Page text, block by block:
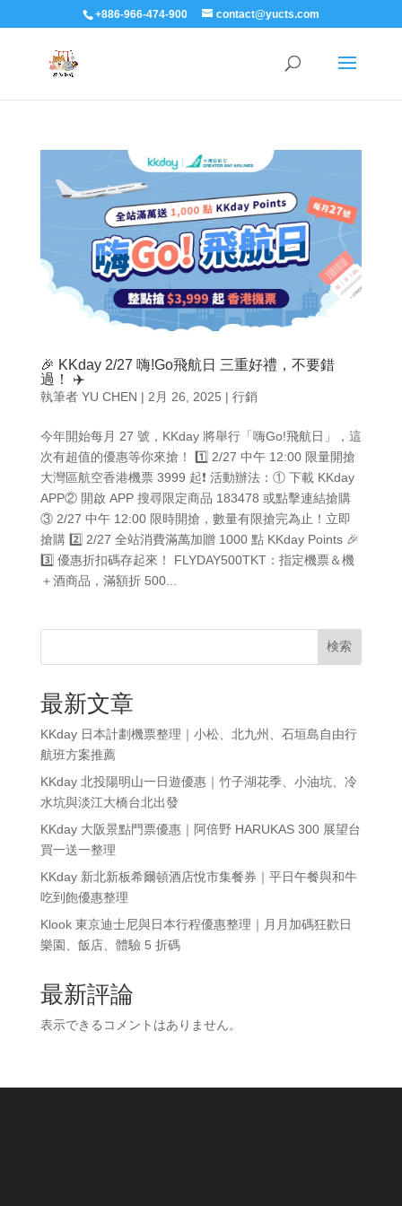
+886-966-474-900 contact@yucts.com
🎉 KKday 2/27 嗨!Go飛航日 三重好禮，不要錯
過！ ✈️
執筆者 YU CHEN | 2月 26, 2025 | 行銷
今年開始每月 27 號，KKday 將舉行「嗨Go!飛航日」，這
次有超值的優惠等你來搶！ 1️⃣ 2/27 中午 12:00 限量開搶
大灣區航空香港機票 3999 起❗️ 活動辦法：① 下載 KKday
APP② 開啟 APP 搜尋限定商品 183478 或點擊連結搶購
③ 2/27 中午 12:00 限時開搶，數量有限搶完為止！立即
搶購 2️⃣ 2/27 全站消費滿萬加贈 1000 點 KKday Points 🎉
3️⃣ 優惠折扣碼存起來！ FLYDAY500TKT：指定機票＆機
＋酒商品，滿額折 500...
検索
最新文章
KKday 日本計劃機票整理｜小松、北九州、石垣島自由行
航班方案推薦
KKday 北投陽明山一日遊優惠｜竹子湖花季、小油坑、冷
水坑與淡江大橋台北出發
KKday 大阪景點門票優惠｜阿倍野 HARUKAS 300 展望台
買一送一整理
KKday 新北新板希爾頓酒店悅市集餐券｜平日午餐與和牛
吃到飽優惠整理
Klook 東京迪士尼與日本行程優惠整理｜月月加碼狂歡日
樂園、飯店、體驗 5 折碼
最新評論
表示できるコメントはありません。